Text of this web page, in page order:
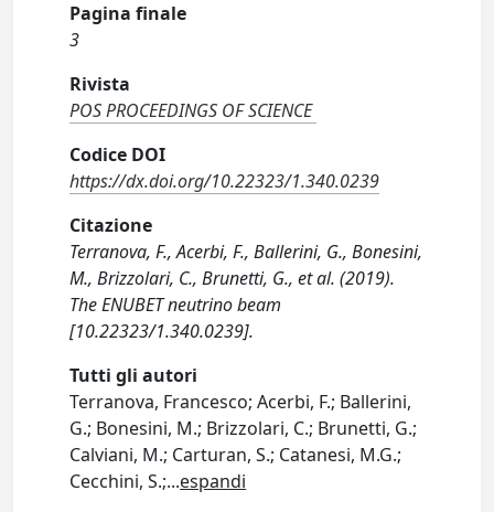
Pagina finale
3
Rivista
POS PROCEEDINGS OF SCIENCE
Codice DOI
https://dx.doi.org/10.22323/1.340.0239
Citazione
Terranova, F., Acerbi, F., Ballerini, G., Bonesini,
M., Brizzolari, C., Brunetti, G., et al. (2019).
The ENUBET neutrino beam
[10.22323/1.340.0239].
Tutti gli autori
Terranova, Francesco; Acerbi, F.; Ballerini,
G.; Bonesini, M.; Brizzolari, C.; Brunetti, G.;
Calviani, M.; Carturan, S.; Catanesi, M.G.;
Cecchini, S.;...espandi